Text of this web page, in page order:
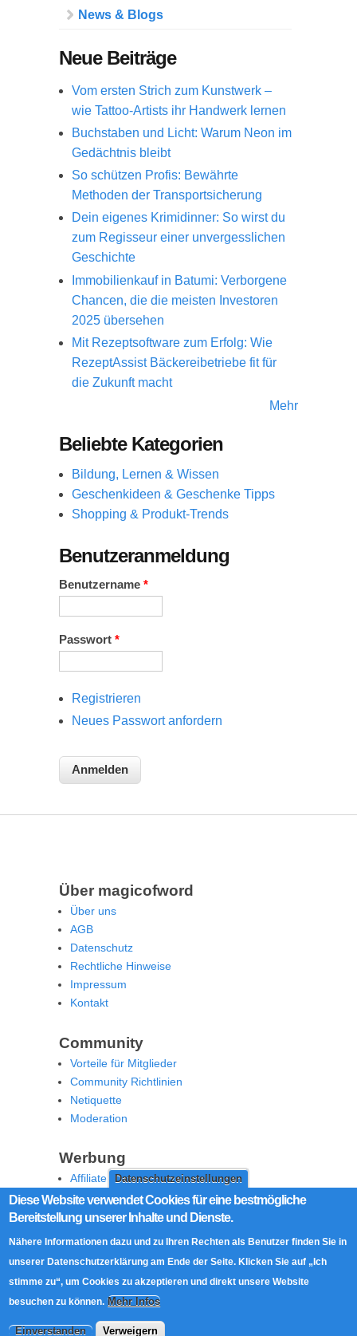
Datenschutzeinstellungen
Diese Website verwendet Cookies für eine bestmögliche
Bereitstellung unserer Inhalte und Dienste.
Nähere Informationen dazu und zu Ihren Rechten als Benutzer finden Sie in
unserer Datenschutzerklärung am Ende der Seite. Klicken Sie auf „Ich
stimme zu“, um Cookies zu akzeptieren und direkt unsere Website
besuchen zu können. Mehr Infos
Einverstanden Verweigern
News & Blogs
Neue Beiträge
Vom ersten Strich zum Kunstwerk –
wie Tattoo-Artists ihr Handwerk lernen
Buchstaben und Licht: Warum Neon im
Gedächtnis bleibt
So schützen Profis: Bewährte
Methoden der Transportsicherung
Dein eigenes Krimidinner: So wirst du
zum Regisseur einer unvergesslichen
Geschichte
Immobilienkauf in Batumi: Verborgene
Chancen, die die meisten Investoren
2025 übersehen
Mit Rezeptsoftware zum Erfolg: Wie
RezeptAssist Bäckereibetriebe fit für
die Zukunft macht
Mehr
Beliebte Kategorien
Bildung, Lernen & Wissen
Geschenkideen & Geschenke Tipps
Shopping & Produkt-Trends
Benutzeranmeldung
Benutzername *
Passwort *
Registrieren
Neues Passwort anfordern
Über magicofword
Über uns
AGB
Datenschutz
Rechtliche Hinweise
Impressum
Kontakt
Community
Vorteile für Mitglieder
Community Richtlinien
Netiquette
Moderation
Werbung
Affiliate Offenlegung
Werben Sie auf MoW
Social Media
RSS Feed
Facebook